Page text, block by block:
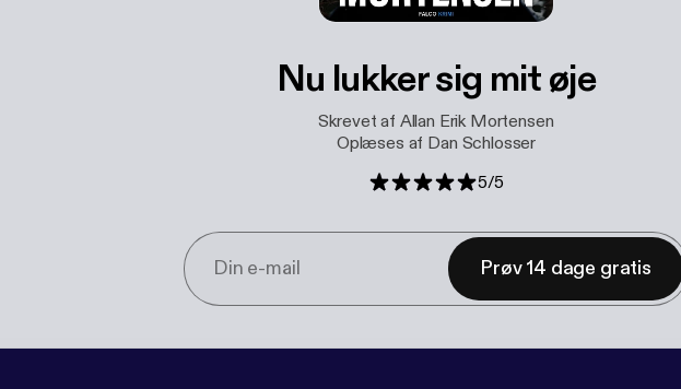
Nu lukker sig mit øje
Skrevet af Allan Erik Mortensen
Oplæses af Dan Schlosser
5/5
Prøv 14 dage gratis